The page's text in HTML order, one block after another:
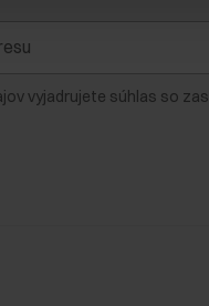
vyjadrujete súhlas so